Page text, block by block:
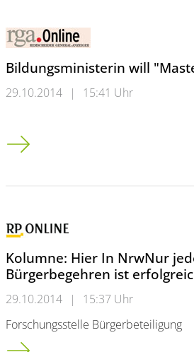
Bildungsministerin will
29.10.2014 | 15:41 Uhr
Bildungsministerin will "Master und
Kolumne: Hier In NrwNur
Bürgerbegehren ist
29.10.2014 |
15:37 Uhr
Forschungsstelle Bürgerbeteiligung
Kolumne: Hier In Nrw<br />Nur